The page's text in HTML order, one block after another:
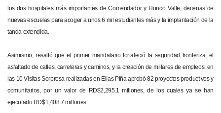
los dos hospitales más importantes de Comendador y Hondo Valle, decenas de
nuevas escuelas para acoger a unos 6 mil estudiantes más y la implantación de la
tanda extendida.
Asimismo, resaltó que el primer mandatario fortaleció la seguridad fronteriza, el
asfaltado de calles, carreteras y caminos, y la creación de millares de empleos; en
las 10 Visitas Sorpresa realizadas en Elías Piña aprobó 82 proyectos productivos y
comunitarios, por un valor de RD$2,295.1 millones, de los cuales ya se han
ejecutado RD$1,408.7 millones.